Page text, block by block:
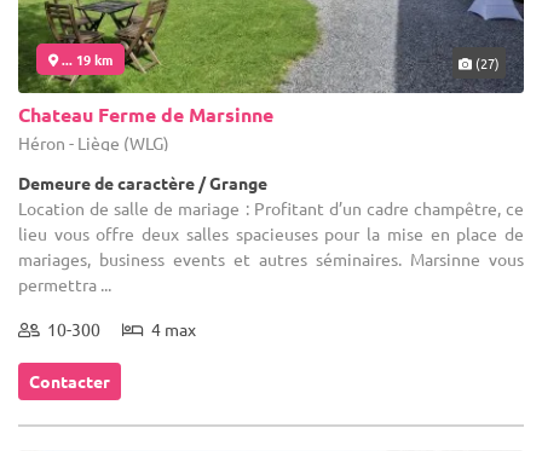
... 19 km (27)
Chateau Ferme de Marsinne
Héron - Liège (WLG)
Demeure de caractère / Grange
Location de salle de mariage : Profitant d’un cadre champêtre, ce
lieu vous offre deux salles spacieuses pour la mise en place de
mariages, business events et autres séminaires. Marsinne vous
permettra ...
10-300 4 max
Contacter